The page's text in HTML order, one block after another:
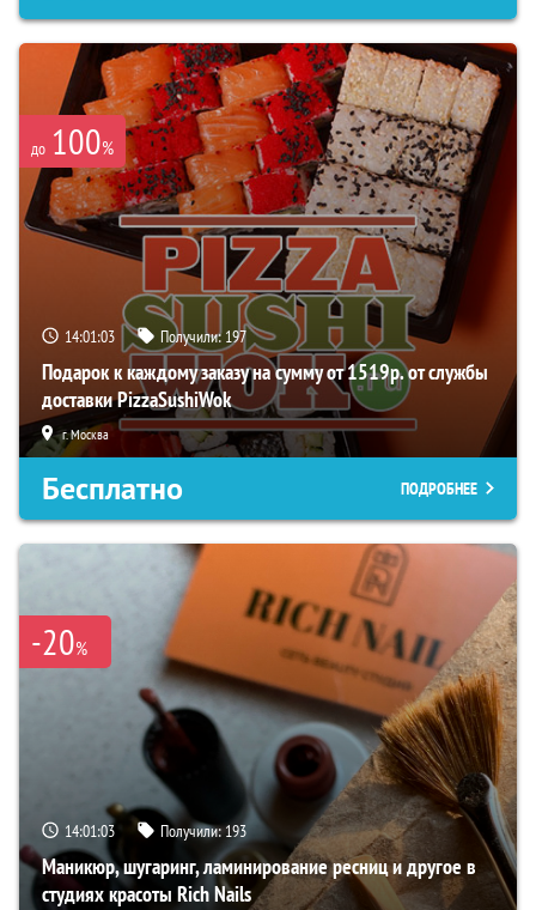
до 100%
14:01:01 Получили:197
Подарок к каждому заказу на сумму от 1519р. от службы
доставки PizzaSushiWok
г. Москва
Бесплатно ПОДРОБНЕЕ
-20%
14:01:01 Получили:193
Маникюр, шугаринг, ламинирование ресниц и другое в
студиях красоты Rich Nails